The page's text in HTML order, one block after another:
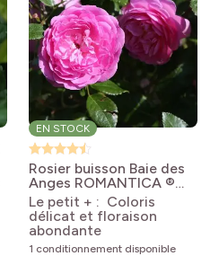
EN STOCK
Rosier buisson Baie des
Anges ROMANTICA ®
Radprov Rosa 'Radprov'
BAIE DES ANGES®
Le petit + : Coloris
délicat et floraison
abondante
1 conditionnement disponible